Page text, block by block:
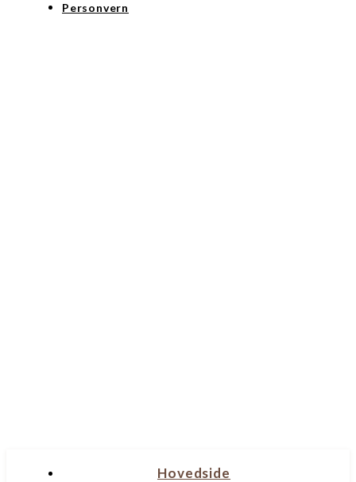
Personvern
Hovedside